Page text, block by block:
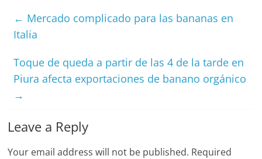
← Mercado complicado para las bananas en
Italia
Toque de queda a partir de las 4 de la tarde en
Piura afecta exportaciones de banano orgánico
→
Leave a Reply
Your email address will not be published. Required